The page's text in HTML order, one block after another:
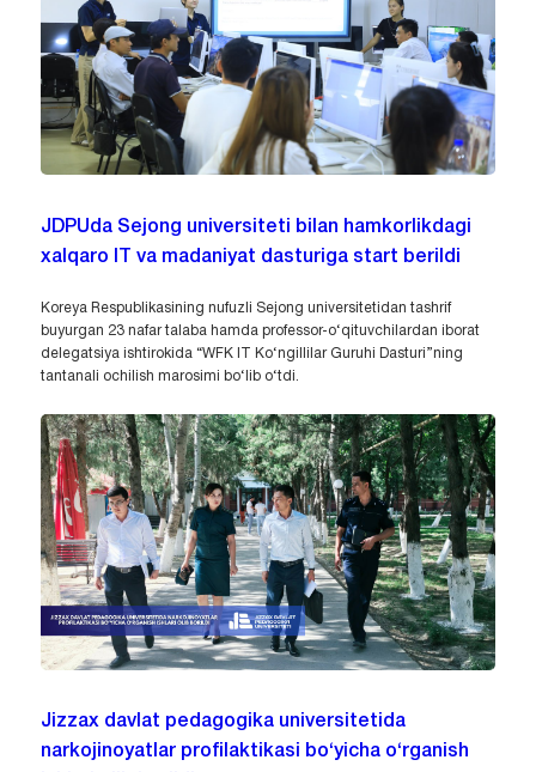
JDPUda Sejong universiteti bilan hamkorlikdagi
xalqaro IT va madaniyat dasturiga start berildi
Koreya Respublikasining nufuzli Sejong universitetidan tashrif
buyurgan 23 nafar talaba hamda professor-o‘qituvchilardan iborat
delegatsiya ishtirokida “WFK IT Ko‘ngillilar Guruhi Dasturi”ning
tantanali ochilish marosimi bo‘lib o‘tdi.
Jizzax davlat pedagogika universitetida
narkojinoyatlar profilaktikasi bo‘yicha o‘rganish